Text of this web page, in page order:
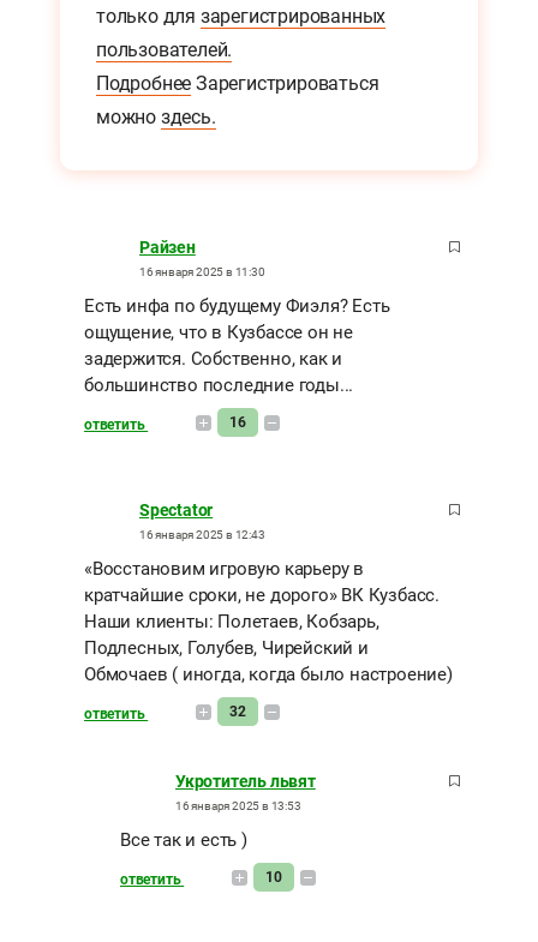
только для зарегистрированных
пользователей.
Подробнее Зарегистрироваться
можно здесь.
Райзен
16 января 2025 в 11:30
Есть инфа по будущему Фиэля? Есть
ощущение, что в Кузбассе он не
задержится. Собственно, как и
большинство последние годы...
ответить 16
Spectator
16 января 2025 в 12:43
«Восстановим игровую карьеру в
кратчайшие сроки, не дорого» ВК Кузбасс.
Наши клиенты: Полетаев, Кобзарь,
Подлесных, Голубев, Чирейский и
Обмочаев ( иногда, когда было настроение)
ответить 32
Укротитель львят
16 января 2025 в 13:53
Все так и есть )
ответить 10